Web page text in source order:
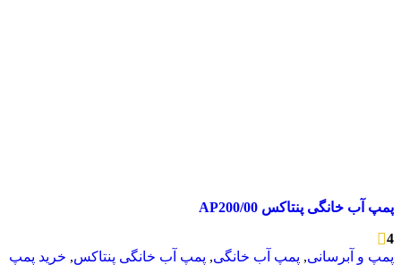
پمپ آب خانگی پنتاکس AP200/00
4
پمپ و آبرسانی, پمپ آب خانگی, پمپ آب خانگی پنتاکس, خرید پمپ